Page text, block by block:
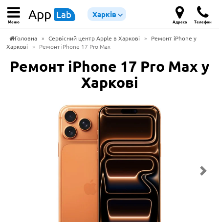
Меню App Lab Харків
Адреса Телефон
Головна » Сервісний центр Apple в Харкові »
Ремонт iPhone у
Харкові
» Ремонт iPhone 17 Pro Max
Ремонт iPhone 17 Pro Max у
Харкові